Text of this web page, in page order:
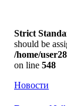
Strict
should be
/home/
on line 548
Новости